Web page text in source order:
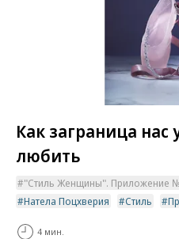
Как заграница
любить
"Стиль Женщины". Приложение
Натела Поцхверия
Стиль
4 мин.